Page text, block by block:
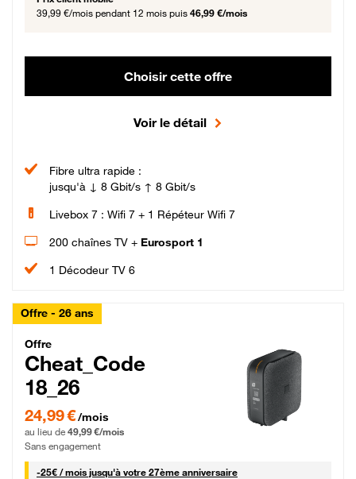
39,99 €/mois pendant 12 mois puis 46,99 €/mois
Choisir cette offre
Voir le détail
Fibre ultra rapide :
jusqu'à ↓ 8 Gbit/s ↑ 8 Gbit/s
Livebox 7 : Wifi 7 + 1 Répéteur Wifi 7
200 chaînes TV + Eurosport 1
1 Décodeur TV 6
Offre - 26 ans
Cheat_Code Fibre_18_26
Offre
Cheat_Code
18_26
24,99 € par mois pendant 0 mois puis 49,99 € par mois, Sans engagement
24,99 €/mois
au lieu de 49,99 €/mois
Sans engagement
-25€ / mois25 € par mois
jusqu'à votre 27ème anniversaire